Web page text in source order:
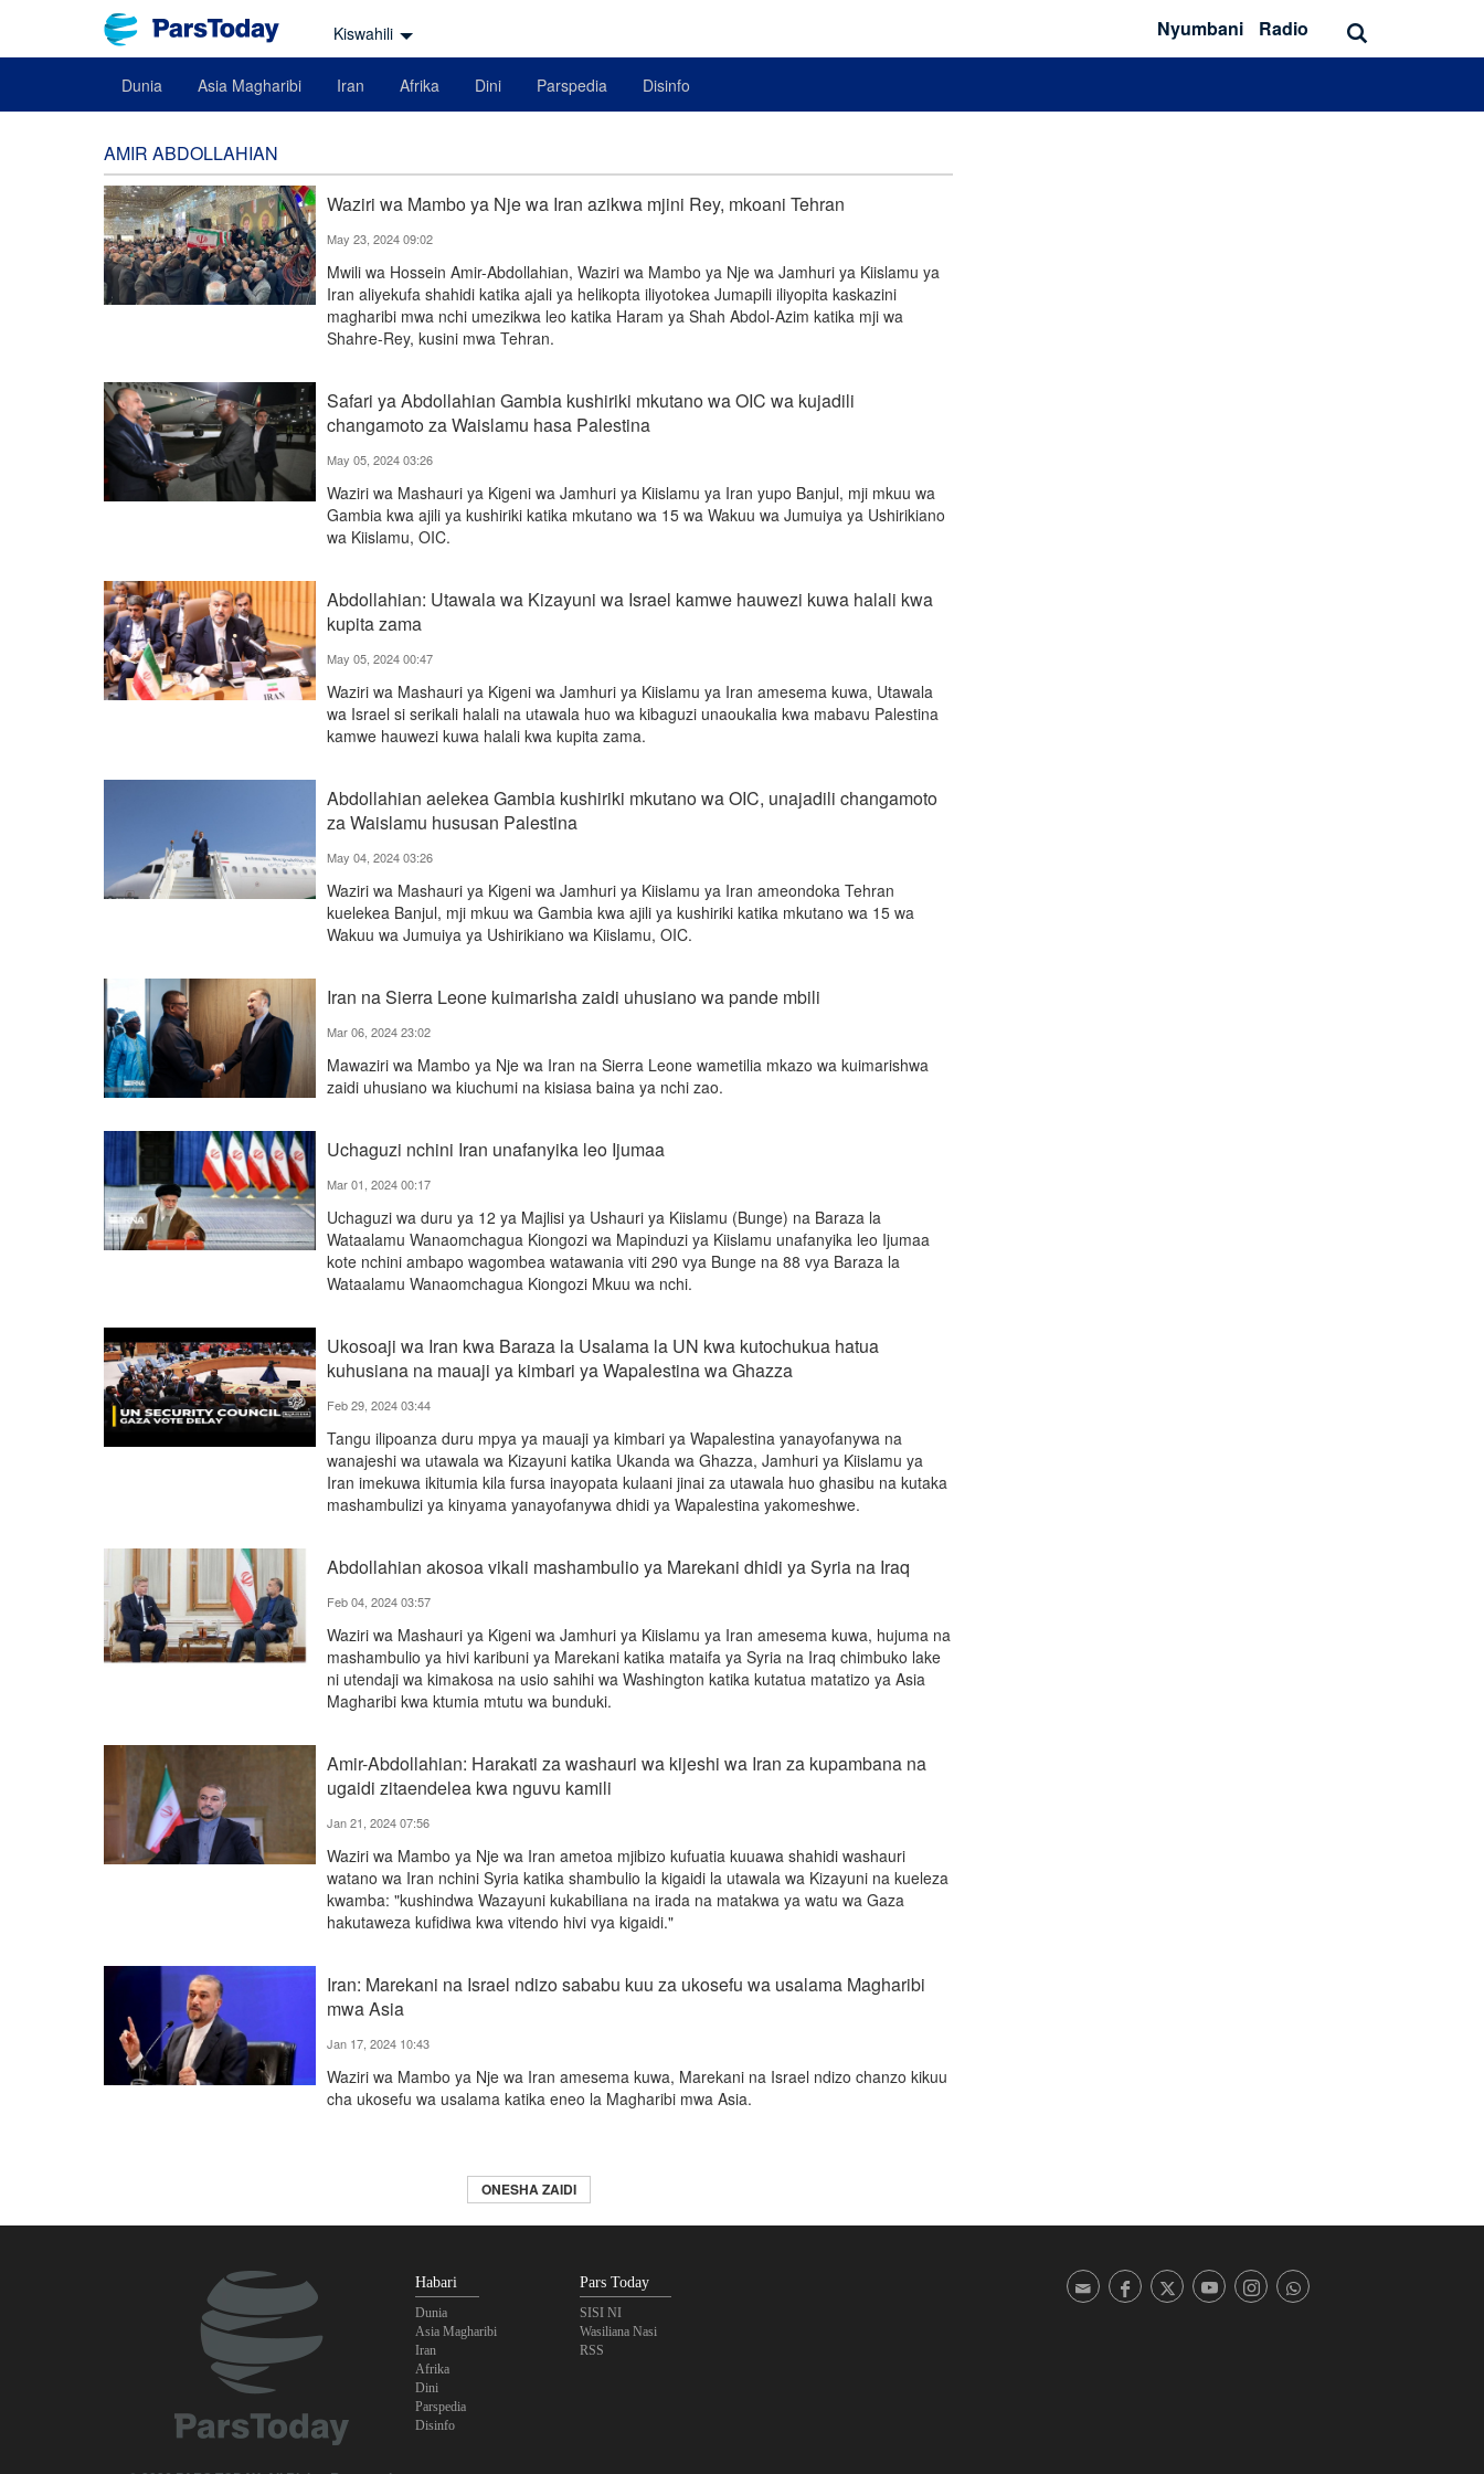
Kiswahili Nyumbani Radio
Dunia Asia Magharibi Iran Afrika Dini Parspedia Disinfo
AMIR ABDOLLAHIAN
Waziri wa Mambo ya Nje wa Iran azikwa mjini Rey, mkoani Tehran
May 23, 2024 09:02
Mwili wa Hossein Amir-Abdollahian, Waziri wa Mambo ya Nje wa Jamhuri ya Kiislamu ya
Iran aliyekufa shahidi katika ajali ya helikopta iliyotokea Jumapili iliyopita kaskazini
magharibi mwa nchi umezikwa leo katika Haram ya Shah Abdol-Azim katika mji wa
Shahre-Rey, kusini mwa Tehran.
Safari ya Abdollahian Gambia kushiriki mkutano wa OIC wa kujadili
changamoto za Waislamu hasa Palestina
May 05, 2024 03:26
Waziri wa Mashauri ya Kigeni wa Jamhuri ya Kiislamu ya Iran yupo Banjul, mji mkuu wa
Gambia kwa ajili ya kushiriki katika mkutano wa 15 wa Wakuu wa Jumuiya ya Ushirikiano
wa Kiislamu, OIC.
Abdollahian: Utawala wa Kizayuni wa Israel kamwe hauwezi kuwa halali kwa
kupita zama
May 05, 2024 00:47
Waziri wa Mashauri ya Kigeni wa Jamhuri ya Kiislamu ya Iran amesema kuwa, Utawala
wa Israel si serikali halali na utawala huo wa kibaguzi unaoukalia kwa mabavu Palestina
kamwe hauwezi kuwa halali kwa kupita zama.
Abdollahian aelekea Gambia kushiriki mkutano wa OIC, unajadili changamoto
za Waislamu hususan Palestina
May 04, 2024 03:26
Waziri wa Mashauri ya Kigeni wa Jamhuri ya Kiislamu ya Iran ameondoka Tehran
kuelekea Banjul, mji mkuu wa Gambia kwa ajili ya kushiriki katika mkutano wa 15 wa
Wakuu wa Jumuiya ya Ushirikiano wa Kiislamu, OIC.
Iran na Sierra Leone kuimarisha zaidi uhusiano wa pande mbili
Mar 06, 2024 23:02
Mawaziri wa Mambo ya Nje wa Iran na Sierra Leone wametilia mkazo wa kuimarishwa
zaidi uhusiano wa kiuchumi na kisiasa baina ya nchi zao.
Uchaguzi nchini Iran unafanyika leo Ijumaa
Mar 01, 2024 00:17
Uchaguzi wa duru ya 12 ya Majlisi ya Ushauri ya Kiislamu (Bunge) na Baraza la
Wataalamu Wanaomchagua Kiongozi wa Mapinduzi ya Kiislamu unafanyika leo Ijumaa
kote nchini ambapo wagombea watawania viti 290 vya Bunge na 88 vya Baraza la
Wataalamu Wanaomchagua Kiongozi Mkuu wa nchi.
Ukosoaji wa Iran kwa Baraza la Usalama la UN kwa kutochukua hatua
kuhusiana na mauaji ya kimbari ya Wapalestina wa Ghazza
Feb 29, 2024 03:44
Tangu ilipoanza duru mpya ya mauaji ya kimbari ya Wapalestina yanayofanywa na
wanajeshi wa utawala wa Kizayuni katika Ukanda wa Ghazza, Jamhuri ya Kiislamu ya
Iran imekuwa ikitumia kila fursa inayopata kulaani jinai za utawala huo ghasibu na kutaka
mashambulizi ya kinyama yanayofanywa dhidi ya Wapalestina yakomeshwe.
Abdollahian akosoa vikali mashambulio ya Marekani dhidi ya Syria na Iraq
Feb 04, 2024 03:57
Waziri wa Mashauri ya Kigeni wa Jamhuri ya Kiislamu ya Iran amesema kuwa, hujuma na
mashambulio ya hivi karibuni ya Marekani katika mataifa ya Syria na Iraq chimbuko lake
ni utendaji wa kimakosa na usio sahihi wa Washington katika kutatua matatizo ya Asia
Magharibi kwa ktumia mtutu wa bunduki.
Amir-Abdollahian: Harakati za washauri wa kijeshi wa Iran za kupambana na
ugaidi zitaendelea kwa nguvu kamili
Jan 21, 2024 07:56
Waziri wa Mambo ya Nje wa Iran ametoa mjibizo kufuatia kuuawa shahidi washauri
watano wa Iran nchini Syria katika shambulio la kigaidi la utawala wa Kizayuni na kueleza
kwamba: "kushindwa Wazayuni kukabiliana na irada na matakwa ya watu wa Gaza
hakutaweza kufidiwa kwa vitendo hivi vya kigaidi."
Iran: Marekani na Israel ndizo sababu kuu za ukosefu wa usalama Magharibi
mwa Asia
Jan 17, 2024 10:43
Waziri wa Mambo ya Nje wa Iran amesema kuwa, Marekani na Israel ndizo chanzo kikuu
cha ukosefu wa usalama katika eneo la Magharibi mwa Asia.
ONESHA ZAIDI
Habari
Dunia
Asia Magharibi
Iran
Afrika
Dini
Parspedia
Disinfo
Pars Today
SISI NI
Wasiliana Nasi
RSS